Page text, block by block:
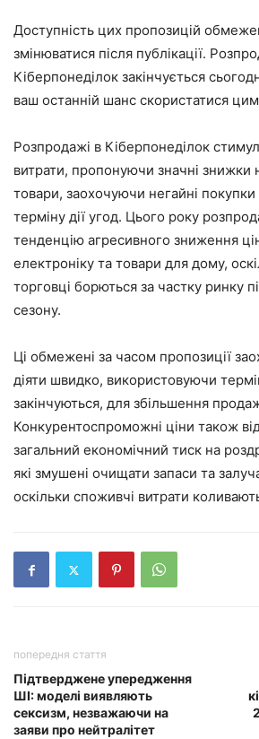
Доступність цих пропозицій
змінюватися після публікації.
Кіберпонеділок закінчується
ваш останній шанс скористатися
Розпродажі в Кіберпонеділок
витрати, пропонуючи значні знижки
товари, заохочуючи негайні покупки
терміну дії угод. Цього року
тенденцію агресивного зниження
електроніку та товари для дому,
торговці борються за частку ринку
сезону.
Ці обмежені за часом пропозиції
діяти швидко, використовуючи
закінчуються, для збільшення
Конкурентоспроможні ціни також
загальний економічний тиск на
які змушені очищати запаси та
оскільки споживчі витрати
попередня стаття
Підтверджене упередження
ШІ: моделі виявляють
сексизм, незважаючи на
заяви про нейтралітет